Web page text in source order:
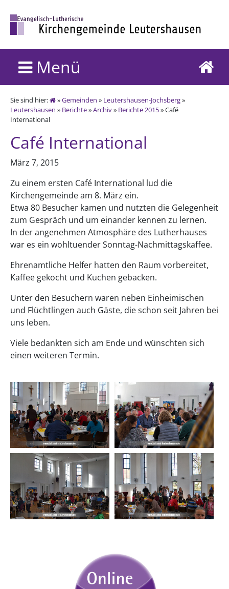
Menü
Sie sind hier: »Gemeinden » Leutershausen-Jochsberg»
Leutershausen » Berichte»Archiv» Berichte 2015» Café
International
Café International
März 7, 2015
Zu einem ersten Café International lud die
Kirchengemeinde am 8. März ein.
Etwa 80 Besucher kamen und nutzten die Gelegenheit
zum Gespräch und um einander kennen zu lernen.
In der angenehmen Atmosphäre des Lutherhauses
war es ein wohltuender Sonntag-Nachmittagskaffee.
Ehrenamtliche Helfer hatten den Raum vorbereitet,
Kaffee gekocht und Kuchen gebacken.
Unter den Besuchern waren neben Einheimischen
und Flüchtlingen auch Gäste, die schon seit Jahren bei
uns leben.
Viele bedankten sich am Ende und wünschten sich
einen weiteren Termin.